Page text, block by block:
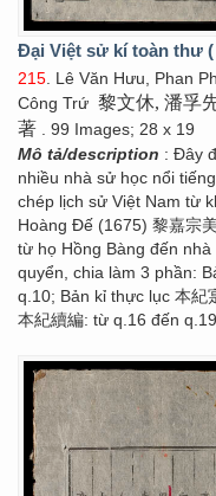
Đại Việt sử kí toàn thư (
215 . Lê Văn Hưu, Phan
Công Trứ 黎文休, 潘孚
著 . 99 Images; 28 x 19
Mô tả/description : Đây
nhiều nhà sử học nổi
chép lịch sử Việt Nam từ
Hoàng Đế (1675) 黎嘉宗
từ họ Hồng Bàng đến
quyển, chia làm 3 phần:
q.10; Bản kỉ thực lục 本紀
本紀續編: từ q.16 đến q.19.